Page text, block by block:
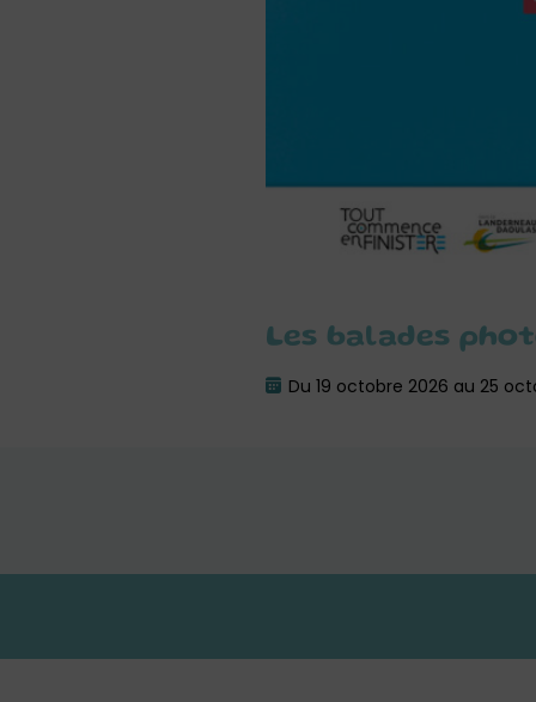
Les balades
Du 19 octobre 2026 au 25